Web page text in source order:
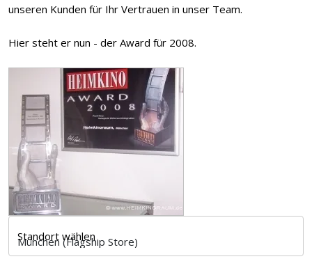
unseren Kunden für Ihr Vertrauen in unser Team.
Hier steht er nun - der Award für 2008.
Standort wählen